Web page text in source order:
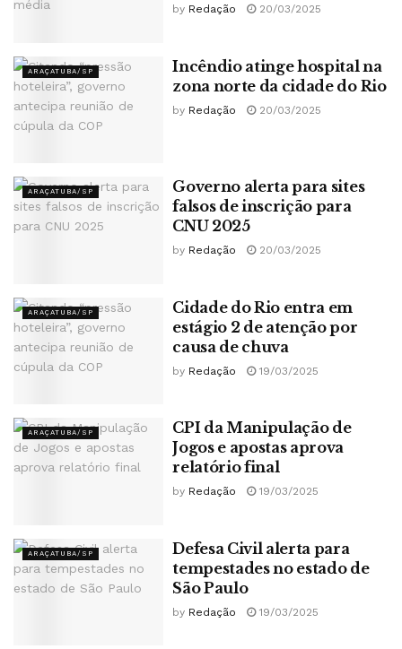
by Redação 20/03/2025
ARAÇATUBA/SP
Incêndio atinge hospital na
zona norte da cidade do Rio
by Redação 20/03/2025
ARAÇATUBA/SP
Governo alerta para sites
falsos de inscrição para
CNU 2025
by Redação 20/03/2025
ARAÇATUBA/SP
Cidade do Rio entra em
estágio 2 de atenção por
causa de chuva
by Redação 19/03/2025
ARAÇATUBA/SP
CPI da Manipulação de
Jogos e apostas aprova
relatório final
by Redação 19/03/2025
ARAÇATUBA/SP
Defesa Civil alerta para
tempestades no estado de
São Paulo
by Redação 19/03/2025